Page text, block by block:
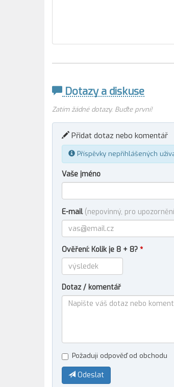
Dotazy a diskuse
Zatím žádné dotazy. Buďte první!
Přidat dotaz nebo komentář
Příspěvky nepřihlášených
Vaše jméno
E-mail (nepovinný, pro
Ověření: Kolik je 8 + 8? *
Dotaz / komentář
Požaduji odpověď od obchodu
Odeslat